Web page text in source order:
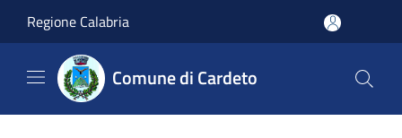
Regione Calabria
Comune di Cardeto